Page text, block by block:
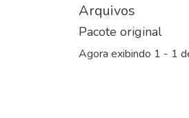
Arquivos
Pacote original
Agora exibindo 1 - 1